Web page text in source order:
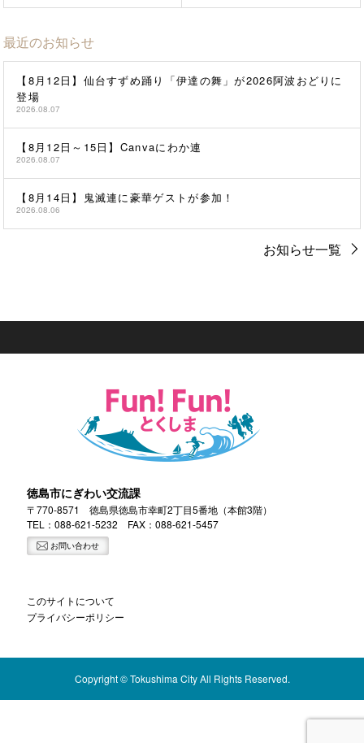
最近のお知らせ
【8月12日】仙台すずめ踊り「伊達の舞」が2026阿波おどりに
登場
2026.08.07
【8月12日～15日】Canvaにわか連
2026.08.07
【8月14日】鬼滅連に豪華ゲストが参加！
2026.08.06
お知らせ一覧
徳島市にぎわい交流課
〒770-8571 徳島県徳島市幸町2丁目5番地（本館3階）
TEL：088-621-5232 FAX：088-621-5457
お問い合わせ
このサイトについて
プライバシーポリシー
Copyright © Tokushima City All Rights Reserved.